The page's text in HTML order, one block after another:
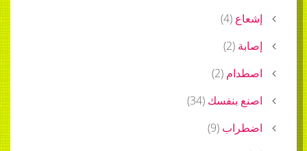
إشعاع (
4
)
إصابة (
2
)
اصطدام (
2
)
اصنع بنفسك (
34
)
اضطراب (
9
)